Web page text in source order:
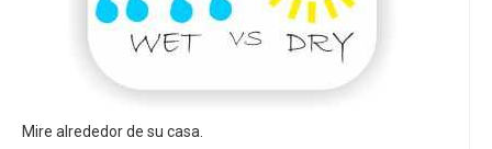
Mire alrededor de su casa.